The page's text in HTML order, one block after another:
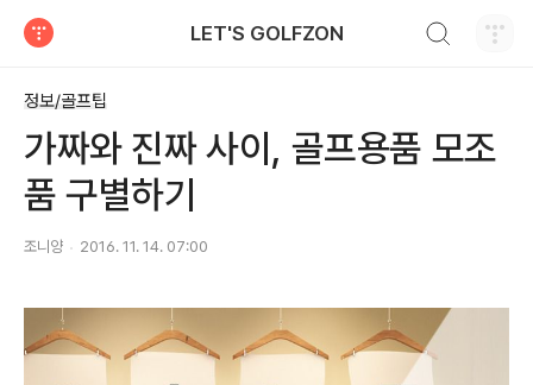
LET'S GOLFZON
정보/골프팁
가짜와 진짜 사이, 골프용품 모조
품 구별하기
조니양 2016. 11. 14. 07:00